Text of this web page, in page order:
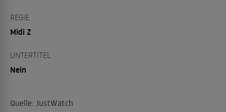
REGIE
Midi Z
UNTERTITEL
Nein
Quelle: JustWatch